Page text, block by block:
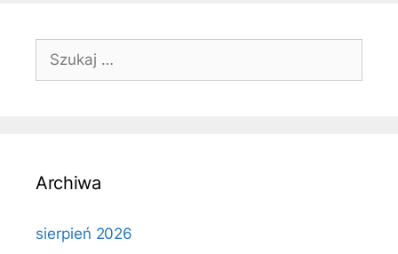
Szukaj:
Archiwa
sierpień 2026